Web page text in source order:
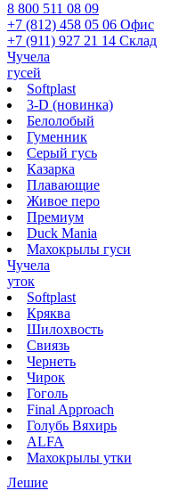
8 800 511 08 09
+7 (812) 458 05 06 Офис
+7 (911) 927 21 14 Склад
Чучела
гусей
Softplast
3-D (новинка)
Белолобый
Гуменник
Серый гусь
Казарка
Плавающие
Живое перо
Премиум
Duck Mania
Махокрылы гуси
Чучела
уток
Softplast
Кряква
Шилохвость
Свиязь
Чернеть
Чирок
Гоголь
Final Approach
Голубь Вяхирь
ALFA
Махокрылы утки
Лешие